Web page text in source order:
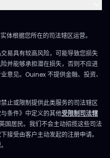
体根据您所在的司法辖区运营。
易具有较高风险，可能导致您损失
并能够承担潜在损失，否则不应进
意见。Ouinex 不提供金融、投资、
止或限制提供此类服务的司法辖区
条件》中定义的其他受限制司法辖
国居民。我们不会主动招揽这些司法
接受由客户主动发起的注册申请。